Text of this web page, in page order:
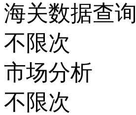
海关数据查询
不限次
市场分析
不限次